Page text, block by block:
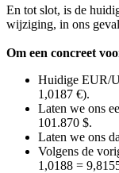
En tot slot, is de
wijziging, in ons
Om een concreet
Huidige EUR/
1,0187 €).
Laten we ons
101.870 $.
Laten we ons
Volgens de
1,0188 =